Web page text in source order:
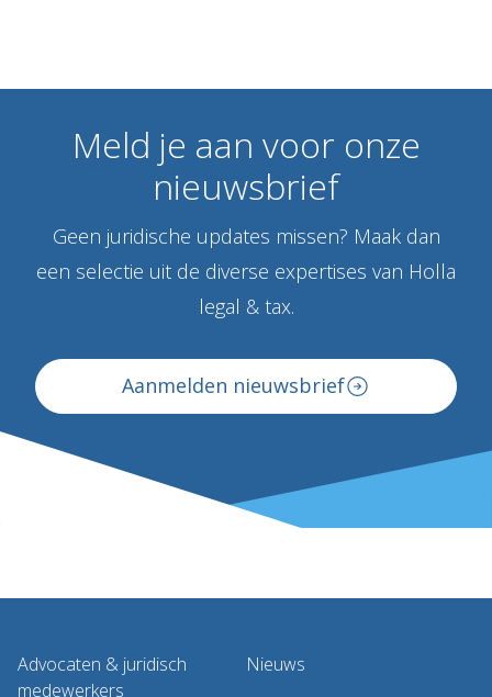
Meld je aan voor onze
nieuwsbrief
Geen juridische updates missen? Maak dan
een selectie uit de diverse expertises van Holla
legal & tax.
Aanmelden nieuwsbrief
Advocaten & juridisch
medewerkers
Nieuws